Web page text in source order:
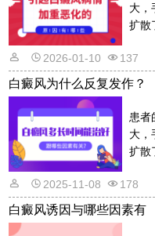
大，
扩散
其反
2026-01-10 137
白癜风为什么反复发作？
患者
大，
扩散
其反
2025-11-08 178
白癜风诱因与哪些因素有